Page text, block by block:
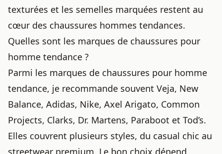
texturées et les semelles marquées restent au
cœur des chaussures hommes tendances.
Quelles sont les marques de chaussures pour
homme tendance ?
Parmi les marques de chaussures pour homme
tendance, je recommande souvent Veja, New
Balance, Adidas, Nike, Axel Arigato, Common
Projects, Clarks, Dr. Martens, Paraboot et Tod’s.
Elles couvrent plusieurs styles, du casual chic au
streetwear premium. Le bon choix dépend